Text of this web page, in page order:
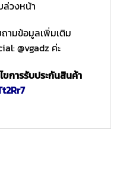
ล่วงหน้า
ามข้อมูลเพิ่มเติม
@vgadz ค่ะ
ขการรับประกันสินค้า